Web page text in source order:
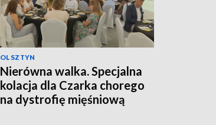
OLSZTYN
Nierówna walka. Specjalna
kolacja dla Czarka chorego
na dystrofię mięśniową